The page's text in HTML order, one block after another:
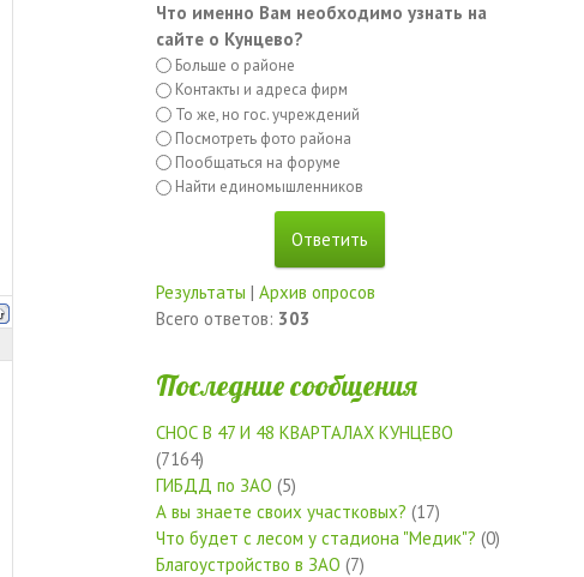
Что именно Вам необходимо узнать на
сайте о Кунцево?
Больше о районе
Контакты и адреса фирм
То же, но гос. учреждений
Посмотреть фото района
Пообщаться на форуме
Найти единомышленников
Результаты | Архив опросов
Всего ответов: 303
Последние сообщения
СНОС В 47 И 48 КВАРТАЛАХ КУНЦЕВО
(7164)
ГИБДД по ЗАО (5)
А вы знаете своих участковых? (17)
Что будет с лесом у стадиона "Медик"? (0)
Благоустройство в ЗАО (7)